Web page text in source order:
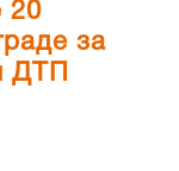
20
за
ДТП